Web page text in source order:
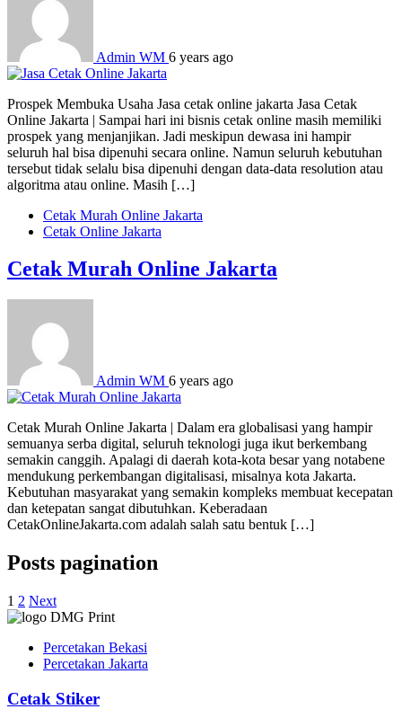
Admin WM 6 years ago
Prospek Membuka Usaha Jasa cetak online jakarta Jasa Cetak
Online Jakarta | Sampai hari ini bisnis cetak online masih memiliki
prospek yang menjanjikan. Jadi meskipun dewasa ini hampir
seluruh hal bisa dipenuhi secara online. Namun seluruh kebutuhan
tersebut tidak selalu bisa dipenuhi dengan data-data resolution atau
algoritma atau online. Masih […]
Cetak Murah Online Jakarta
Cetak Online Jakarta
Cetak Murah Online Jakarta
Admin WM 6 years ago
Cetak Murah Online Jakarta | Dalam era globalisasi yang hampir
semuanya serba digital, seluruh teknologi juga ikut berkembang
semakin canggih. Apalagi di daerah kota-kota besar yang notabene
mendukung perkembangan digitalisasi, misalnya kota Jakarta.
Kebutuhan masyarakat yang semakin kompleks membuat kecepatan
dan ketepatan sangat dibutuhkan. Keberadaan
CetakOnlineJakarta.com adalah salah satu bentuk […]
Posts pagination
1 2 Next
Percetakan Bekasi
Percetakan Jakarta
Cetak Stiker